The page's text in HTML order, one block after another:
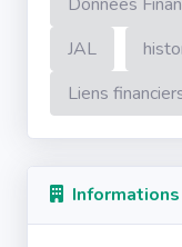
JAL
Liens